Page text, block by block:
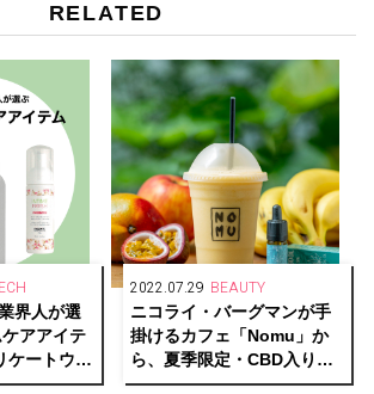
RELATED
界人が選
アアイテ
ケートウォ
2022.07.29 BEAUTY
ニコライ・バーグマンが手
掛けるカフェ「Nomu」か
ら、夏季限定・CBD入りス
ムージーが登場